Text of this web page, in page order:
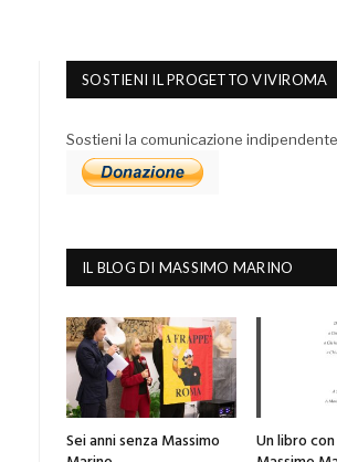
SOSTIENI IL PROGETTO VIVIROMA
Sostieni la comunicazione indipendente
IL BLOG DI MASSIMO MARINO
Sei anni senza Massimo
Un libro